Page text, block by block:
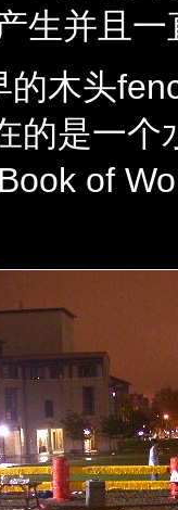
生并且
木头
的是一
of